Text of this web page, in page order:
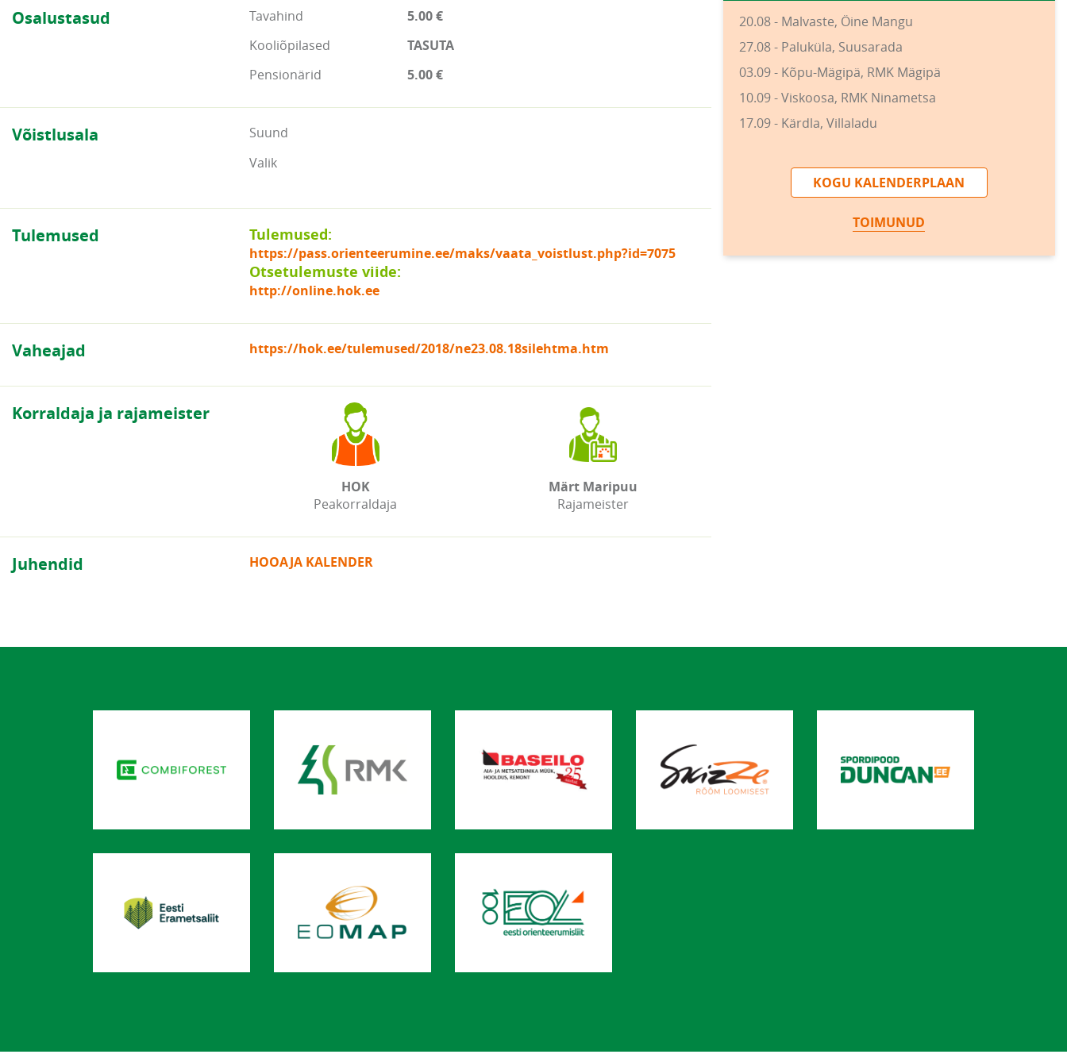
Osalustasud Tavahind
5.00 €
Kooliõpilased
TASUTA
Pensionärid
5.00 €
Võistlusala
Suund
Valik
Tulemused Tulemused:
https://pass.orienteerumine.ee/maks/vaata_voistlust.php?id=7075
Otsetulemuste viide:
http://online.hok.ee
Vaheajad https://hok.ee/tulemused/2018/ne23.08.18silehtma.htm
Korraldaja ja rajameister
HOK
Peakorraldaja
Märt Maripuu
Rajameister
Juhendid HOOAJA KALENDER
20.08 - Malvaste, Öine Mangu
27.08 - Paluküla, Suusarada
03.09 - Kõpu-Mägipä, RMK Mägipä
10.09 - Viskoosa, RMK Ninametsa
17.09 - Kärdla, Villaladu
KOGU KALENDERPLAAN
TOIMUNUD